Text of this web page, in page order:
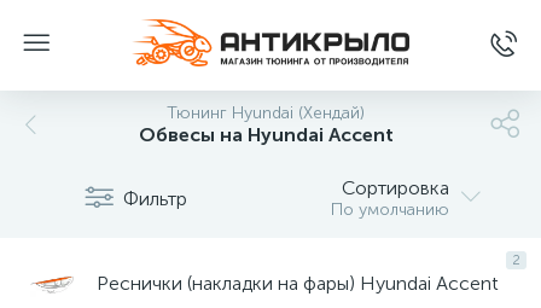
Тюнинг Hyundai (Хендай)
Обвесы на Hyundai Accent
Фильтр Сортировка
По умолчанию
2
Реснички (накладки на фары) Hyundai Accent